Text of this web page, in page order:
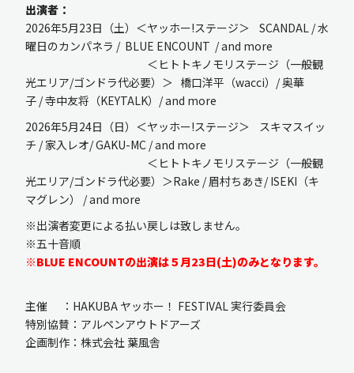
出演者：
2026年5月23日（土）＜ヤッホー!ステージ＞ SCANDAL / 水
曜日のカンパネラ / BLUE ENCOUNT / and more
＜ヒトトキノモリステージ（一般観
光エリア/ゴンドラ代必要）＞ 橋口洋平（wacci）/ 奥華
子 / 寺中友将（KEYTALK）/ and more
2026年5月24日（日）＜ヤッホー!ステージ＞ スキマスイッ
チ / 家入レオ/ GAKU-MC / and more
＜ヒトトキノモリステージ（一般観
光エリア/ゴンドラ代必要）＞Rake / 眉村ちあき/ ISEKI（キ
マグレン） / and more
※出演者変更による払い戻しは致しません。
※五十音順
※BLUE ENCOUNTの出演は５月23日(土)のみとなります。
主催 ：HAKUBA ヤッホー！ FESTIVAL 実行委員会
特別協賛：アルペンアウトドアーズ
企画制作：株式会社 葉風舎